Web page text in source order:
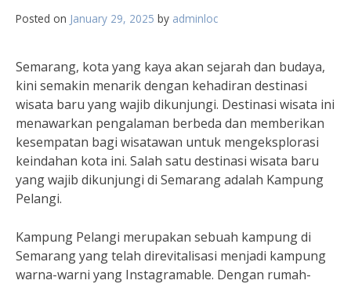
Posted on January 29, 2025 by adminloc
Semarang, kota yang kaya akan sejarah dan budaya,
kini semakin menarik dengan kehadiran destinasi
wisata baru yang wajib dikunjungi. Destinasi wisata ini
menawarkan pengalaman berbeda dan memberikan
kesempatan bagi wisatawan untuk mengeksplorasi
keindahan kota ini. Salah satu destinasi wisata baru
yang wajib dikunjungi di Semarang adalah Kampung
Pelangi.
Kampung Pelangi merupakan sebuah kampung di
Semarang yang telah direvitalisasi menjadi kampung
warna-warni yang Instagramable. Dengan rumah-